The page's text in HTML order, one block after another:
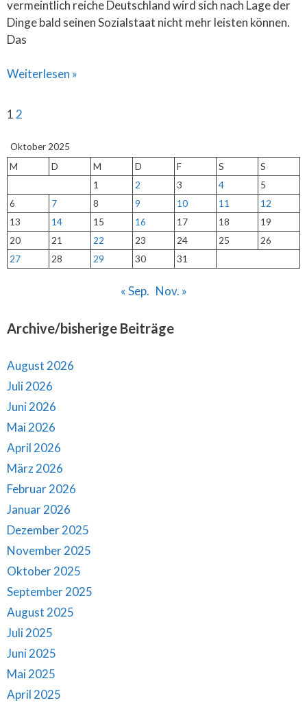
vermeintlich reiche Deutschland wird sich nach Lage der
Dinge bald seinen Sozialstaat nicht mehr leisten können.
Das
Weiterlesen »
1 2
Oktober 2025
M
D M D F S
S
1
2 3 4
5
6
7 8 9 10 11
12
13
14 15 16 17 18
19
20
21 22 23 24 25
26
27
28 29 30 31
« Sep. Nov. »
Archive/bisherige Beiträge
August 2026
Juli 2026
Juni 2026
Mai 2026
April 2026
März 2026
Februar 2026
Januar 2026
Dezember 2025
November 2025
Oktober 2025
September 2025
August 2025
Juli 2025
Juni 2025
Mai 2025
April 2025